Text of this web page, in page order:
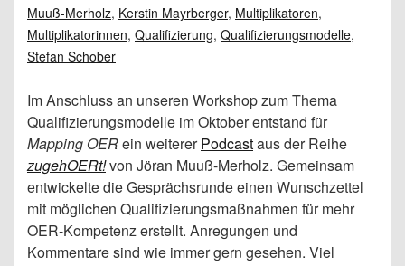
Muuß-Merholz, Kerstin Mayrberger, Multiplikatoren,
Multiplikatorinnen, Qualifizierung, Qualifizierungsmodelle,
Stefan Schober
Im Anschluss an unseren Workshop zum Thema
Qualifizierungsmodelle im Oktober entstand für
Mapping OERein weitererPodcastaus der Reihe
zugehOERt!von Jöran Muuß-Merholz. Gemeinsam
entwickelte die Gesprächsrunde einen Wunschzettel
mit möglichen Qualifizierungsmaßnahmen für mehr
OER-Kompetenz erstellt. Anregungen und
Kommentare sind wie immer gern gesehen. Viel